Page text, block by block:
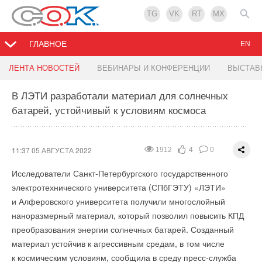
TG VK RT MX
ГЛАВНОЕ
ЛЕНТА НОВОСТЕЙ ВЕБИНАРЫ И КОНФЕРЕНЦИИ
EN
В ЛЭТИ разработали материал для солнечных
батарей, устойчивый к условиям космоса
1912 4 0
11:37 05 АВГУСТА 2022
Исследователи Санкт-Петербургского государственного
электротехнического университета (СПбГЭТУ) «ЛЭТИ»
и Алферовского университета получили многослойный
наноразмерный материал, который позволил повысить КПД
преобразования энергии солнечных батарей. Созданный
материал устойчив к агрессивным средам, в том числе
к космическим условиям, сообщила в среду пресс-служба
Энергетики Беларуси все более активно
2044
11:29 05 АВГУСТА 2022
Минэнерго США выделило $26 млн на
1585
11:28 05 АВГУСТА 2022
Зачем мониторить качество смазочных
2078
11:24 05 АВГУСТА 2022
У китайского рынка VRF-систем есть потенциал
2596
11:19 05 АВГУСТА 2022
На стройплощадке Труновской ВЭС началась
1958
14:24 04 АВГУСТА 2022